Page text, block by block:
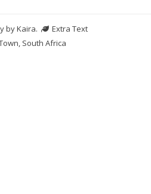
byKaira.
Extra Text
South Africa